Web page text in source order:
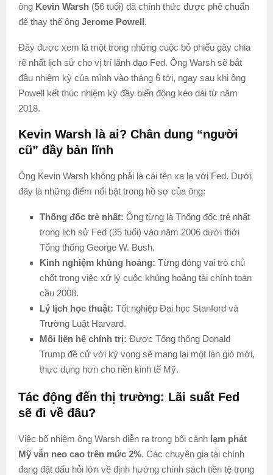
ông Kevin Warsh (56 tuổi) đã chính thức được phê chuẩn
để thay thế ông Jerome Powell.
Đây được xem là một trong những cuộc bỏ phiếu gây chia
rẽ nhất lịch sử cho vị trí lãnh đạo Fed. Ông Warsh sẽ bắt
đầu nhiệm kỳ của mình vào tháng 6 tới, ngay sau khi ông
Powell kết thúc nhiệm kỳ đầy biến động kéo dài từ năm
2018.
Kevin Warsh là ai? Chân dung “người
cũ” đầy bản lĩnh
Ông Kevin Warsh không phải là cái tên xa lạ với Fed. Dưới
đây là những điểm nổi bật trong hồ sơ của ông:
Thống đốc trẻ nhất: Ông từng là Thống đốc trẻ nhất
trong lịch sử Fed (35 tuổi) vào năm 2006 dưới thời
Tổng thống George W. Bush.
Kinh nghiệm khủng hoảng: Từng đóng vai trò chủ
chốt trong việc xử lý cuộc khủng hoảng tài chính toàn
cầu 2008.
Lý lịch học thuật: Tốt nghiệp Đại học Stanford và
Trường Luật Harvard.
Mối liên hệ chính trị: Được Tổng thống Donald
Trump đề cử với kỳ vọng sẽ mang lại một làn gió mới,
thực dụng hơn cho nền kinh tế Mỹ.
Tác động đến thị trường: Lãi suất Fed
sẽ đi về đâu?
Việc bổ nhiệm ông Warsh diễn ra trong bối cảnh lạm phát
Mỹ vẫn neo cao trên mức 2%. Các chuyên gia tài chính
đang đặt dấu hỏi lớn về định hướng chính sách tiền tệ trong